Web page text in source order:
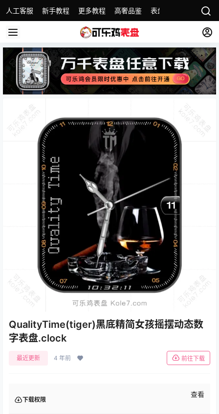
人工客服 新手教程 更多教程 高奢品鉴 表盘精选 名表故事
QualityTime(tiger)黑底精简女孩摇摆动态数
字表盘.clock
最近更新 4 年前 前往下载
下载权限
查看